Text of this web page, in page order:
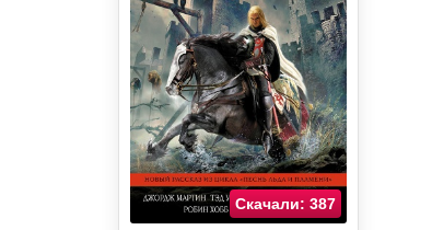
Скачали: 387